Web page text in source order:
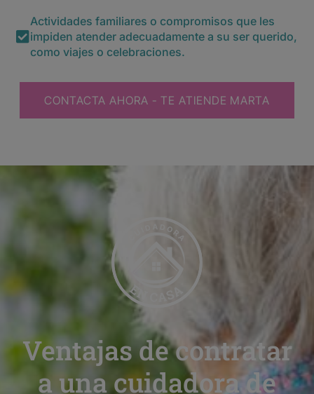
Actividades familiares o compromisos que les
impiden atender adecuadamente a su ser querido,
como viajes o celebraciones.
CONTACTA AHORA - TE ATIENDE MARTA
Ventajas de contratar
a una cuidadora de